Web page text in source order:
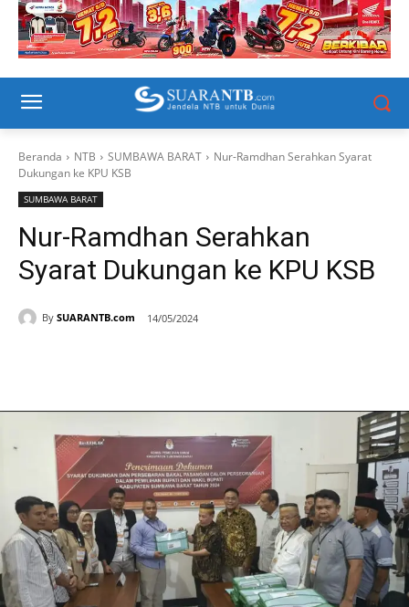
Beranda NTB SUMBAWA BARAT
Nur-Ramdhan Serahkan Syarat
Dukungan ke KPU KSB
SUMBAWA BARAT
Nur-Ramdhan Serahkan
Syarat Dukungan ke KPU KSB
By SUARANTB.com 14/05/2024